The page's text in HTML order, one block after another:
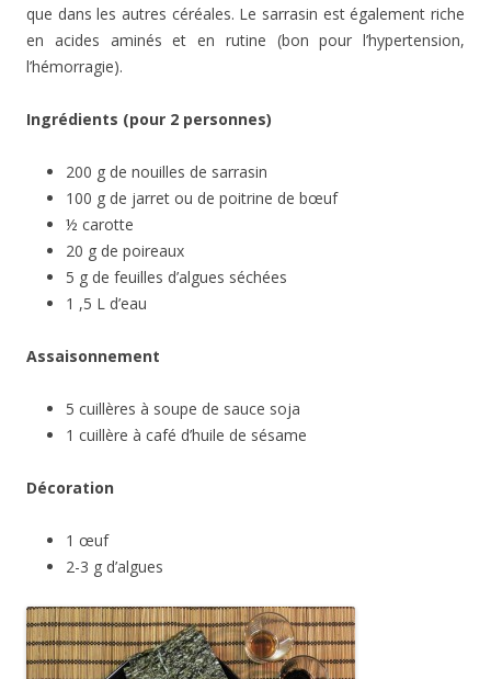
que dans les autres céréales. Le sarrasin est également riche
en acides aminés et en rutine (bon pour l’hypertension,
l’hémorragie).
Ingrédients (pour 2 personnes)
200 g de nouilles de sarrasin
100 g de jarret ou de poitrine de bœuf
½ carotte
20 g de poireaux
5 g de feuilles d’algues séchées
1 ,5 L d’eau
Assaisonnement
5 cuillères à soupe de sauce soja
1 cuillère à café d’huile de sésame
Décoration
1 œuf
2-3 g d’algues